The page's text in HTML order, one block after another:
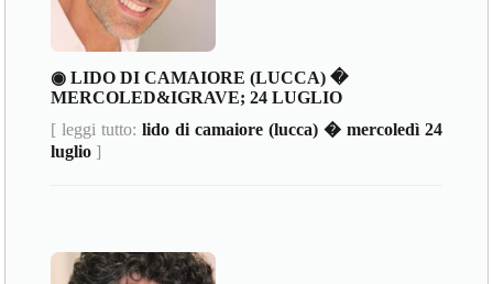
◉ LIDO DI CAMAIORE (LUCCA) �
MERCOLED&IGRAVE; 24 LUGLIO
[ leggi tutto:lido di camaiore (lucca) � mercoledì 24
luglio ]